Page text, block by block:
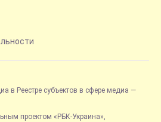
в Реестре субъектов в сфере медиа —
проектом «РБК-Украина»,